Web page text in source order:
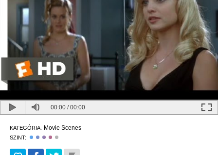
00:00 /00:00
KATEGÓRIA: Movie Scenes
SZINT: